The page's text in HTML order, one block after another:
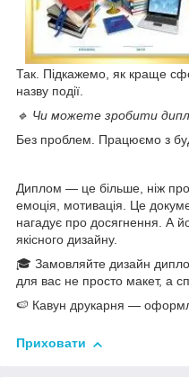
Так. Підкажемо, як краще
назву події.
🔹 Чи можете зробити
Без проблем. Працюємо з
Диплом — це більше, ніж
емоція, мотивація. Це
нагадує про досягнення. А
якісного дизайну.
🎓 Замовляйте дизайн
для вас не просто макет, а
🍉 Кавун друкарня —
Приховати